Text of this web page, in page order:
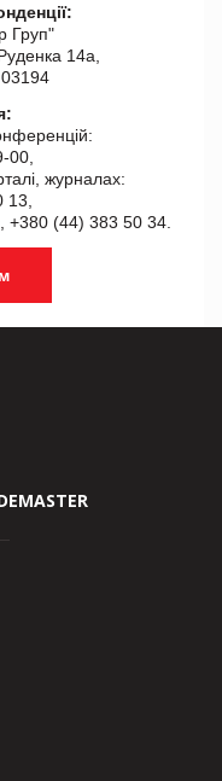
Груп"
14а,
00,
журналах:
13,
+380 (44) 383 50 34.